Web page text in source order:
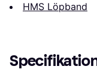
HMS Löpband